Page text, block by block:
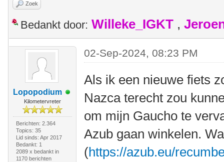
Zoek
Bedankt door: Willeke_IGKT ,
Lopopodium
Kilometervreter
Berichten: 2.364
Topics: 35
Lid sinds: Apr 2017
Bedankt: 1
2089 x bedankt in
1170 berichten
02-Sep-2024, 08:23 PM
Als ik een nieuwe fiets
Nazca terecht zou
om mijn Gaucho te
Azub gaan winkelen.
(https://azub.eu/